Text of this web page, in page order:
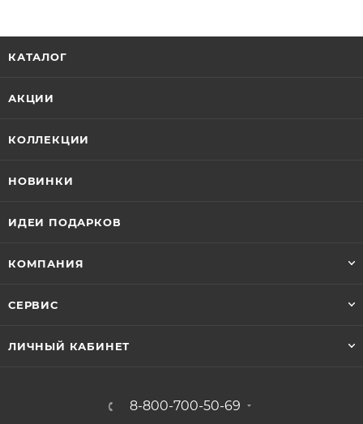
КАТАЛОГ
АКЦИИ
КОЛЛЕКЦИИ
НОВИНКИ
ИДЕИ ПОДАРКОВ
КОМПАНИЯ
СЕРВИС
ЛИЧНЫЙ КАБИНЕТ
8-800-700-50-69